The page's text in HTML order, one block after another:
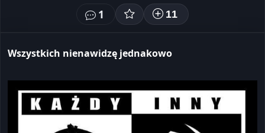
1 11
Wszystkich nienawidzę jednakowo